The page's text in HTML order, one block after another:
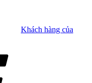
Khách hàng của